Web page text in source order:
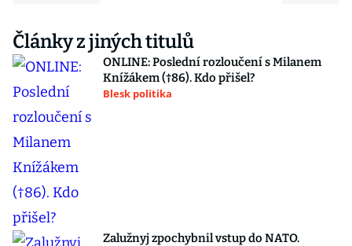
Články z jiných titulů
ONLINE: Poslední rozloučení s Milanem
Knížákem (†86). Kdo přišel?
Blesk politika
Zalužnyj zpochybnil vstup do NATO.